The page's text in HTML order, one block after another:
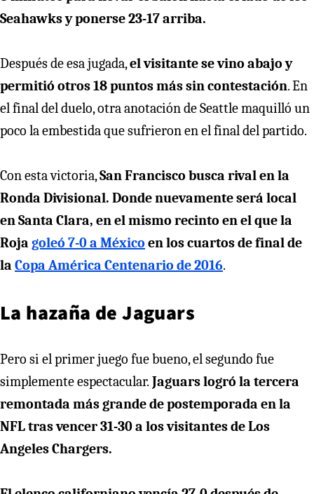
Seahawks y ponerse 23-17 arriba.
Después de esa jugada,el visitante se vino abajo y
permitió otros 18 puntos más sin contestación. En
el final del duelo, otra anotación de Seattle maquilló un
poco la embestida que sufrieron en el final del partido.
Con esta victoria,San Francisco busca rival en la
Ronda Divisional. Donde nuevamente será local
en Santa Clara, en el mismo recinto en el que la
Roja goleó 7-0 a México en los cuartos de final de
la Copa América Centenario de 2016.
La hazaña de Jaguars
Pero si el primer juego fue bueno, el segundo fue
simplemente espectacular. Jaguars logró la tercera
remontada más grande de postemporada en la
NFL tras vencer 31-30 a los visitantes de Los
Angeles Chargers.